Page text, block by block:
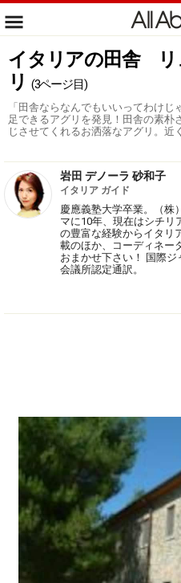
イタリアの田舎 リ
リ (3ページ目)
「田舎ならなんでもいいってわけ
足できるアグリを発見！田舎の素朴
じさせてくれるお洒落なアグリ。近
岩田 デノーラ 砂和子
イタリア ガイド
慶應義塾大学卒業。（株
マに10年、現在はシチリ
の豊富な経験からイタリ
載のほか、コーディネー
おまかせ下さい！ 国際
会議所認定通訳。